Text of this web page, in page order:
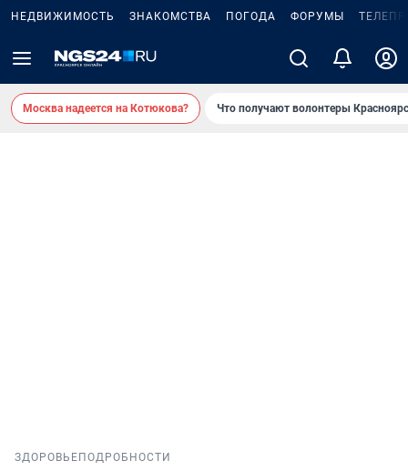
НЕДВИЖИМОСТЬ ЗНАКОМСТВА ПОГОДА ФОРУМЫ
Москва надеется на Котюкова? Что получают волонтеры
ЗДОРОВЬЕ ПОДРОБНОСТИ